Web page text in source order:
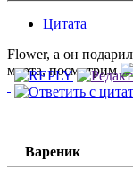
Цитата
Flower, а он
марта, посмотрим
Вареник